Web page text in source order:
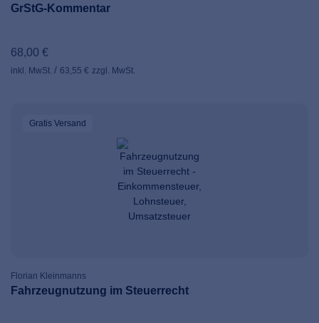
GrStG-Kommentar
68,00 €
inkl. MwSt. 63,55 € zzgl. MwSt.
Gratis Versand
Florian Kleinmanns
Fahrzeugnutzung im Steuerrecht